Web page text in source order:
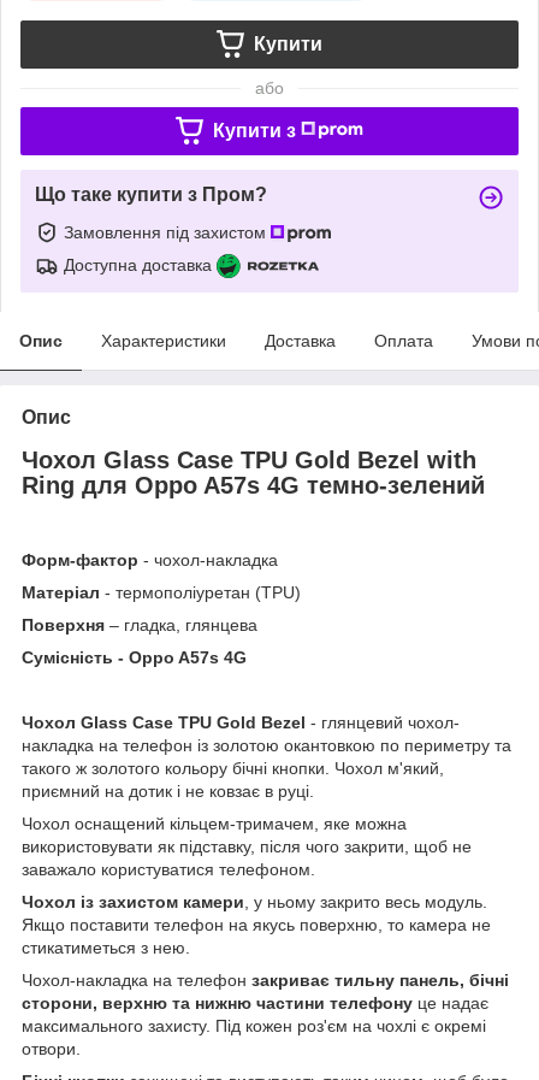
Купити
або
Купити з
Що таке купити з Пром?
Замовлення під захистом
Доступна доставка
Опис Характеристики Доставка Оплата Умови
Опис
Чохол Glass Case TPU Gold Bezel with
Ring для Oppo A57s 4G темно-зелений
Форм-фактор - чохол-накладка
Матеріал - термополіуретан (TPU)
Поверхня – гладка, глянцева
Сумісність - Oppo A57s 4G
Чохол Glass Case TPU Gold Bezel - глянцевий чохол-
накладка на телефон із золотою окантовкою по периметру та
такого ж золотого кольору бічні кнопки. Чохол м'який,
приємний на дотик і не ковзає в руці.
Чохол оснащений кільцем-тримачем, яке можна
використовувати як підставку, після чого закрити, щоб не
заважало користуватися телефоном.
Чохол із захистом камери, у ньому закрито весь модуль.
Якщо поставити телефон на якусь поверхню, то камера не
стикатиметься з нею.
Чохол-накладка на телефон закриває тильну панель, бічні
сторони, верхню та нижню частини телефону це надає
максимального захисту. Під кожен роз'єм на чохлі є окремі
отвори.